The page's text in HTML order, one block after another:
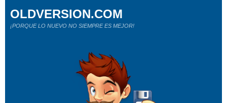
OLDVERSION.COM
¡PORQUE LO NUEVO NO SIEMPRE ES MEJOR!